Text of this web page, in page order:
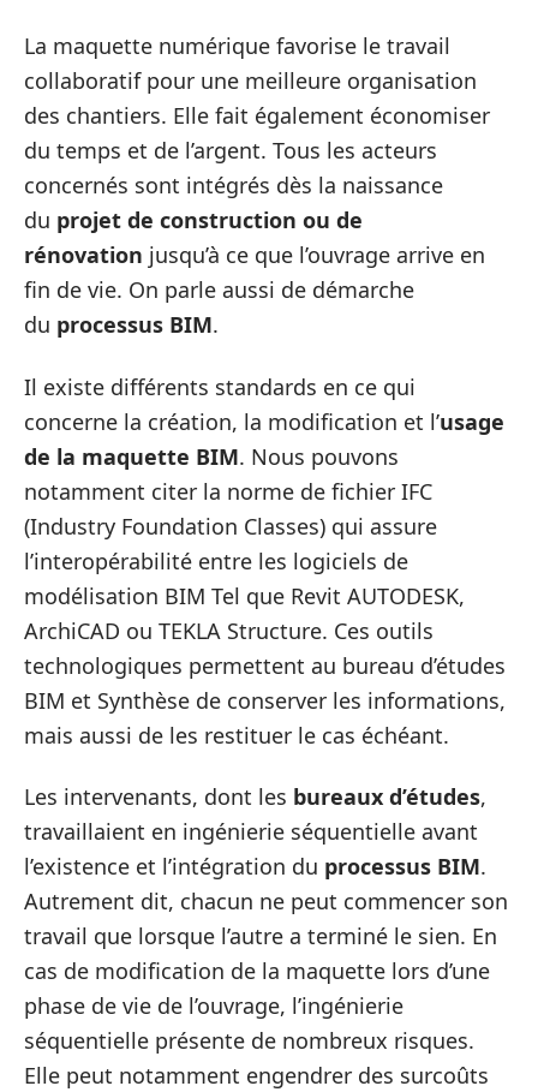
La maquette numérique favorise le travail
collaboratif pour une meilleure organisation
des chantiers. Elle fait également économiser
du temps et de l’argent. Tous les acteurs
concernés sont intégrés dès la naissance
du projet de construction ou de
rénovation jusqu’à ce que l’ouvrage arrive en
fin de vie. On parle aussi de démarche
du processus BIM.
Il existe différents standards en ce qui
concerne la création, la modification et l’usage
de la maquette BIM. Nous pouvons
notamment citer la norme de fichier IFC
(Industry Foundation Classes) qui assure
l’interopérabilité entre les logiciels de
modélisation BIM Tel que Revit AUTODESK,
ArchiCAD ou TEKLA Structure. Ces outils
technologiques permettent au bureau d’études
BIM et Synthèse de conserver les informations,
mais aussi de les restituer le cas échéant.
Les intervenants, dont les bureaux d’études,
travaillaient en ingénierie séquentielle avant
l’existence et l’intégration du processus BIM.
Autrement dit, chacun ne peut commencer son
travail que lorsque l’autre a terminé le sien. En
cas de modification de la maquette lors d’une
phase de vie de l’ouvrage, l’ingénierie
séquentielle présente de nombreux risques.
Elle peut notamment engendrer des surcoûts